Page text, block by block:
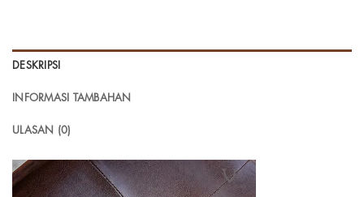
DESKRIPSI
INFORMASI TAMBAHAN
ULASAN (0)